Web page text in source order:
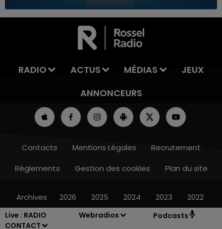
Live : RADIO
CONTACT
Webradios Podcasts
LA TEAM DE L'ÉTÉ
RADIO ACTUS MÉDIAS
JEUX
ANNONCEURS
Contacts Mentions Légales
Recrutement
Règlements
Gestion des cookies Plan du site
Archives 2026 2025 2024 2023 2022